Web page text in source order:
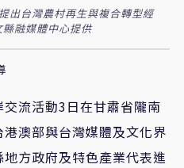
出台灣農村再生與複合轉型經
融媒體中心提供
交流活動3日在甘肅省隴南
澳部與台灣媒體及文化界
方政府及特色產業代表進